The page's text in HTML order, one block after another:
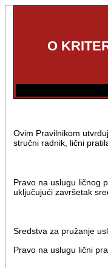
O
Ovim Pravilnikom
stručni radnik, lični
Pravo na uslugu ličnog
uključujući završetak
Sredstva za pružanje
Pravo na uslugu lični